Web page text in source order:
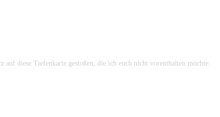
diese Tiefenkarte gestoßen, die ich euch nicht vorenthalten möchte.